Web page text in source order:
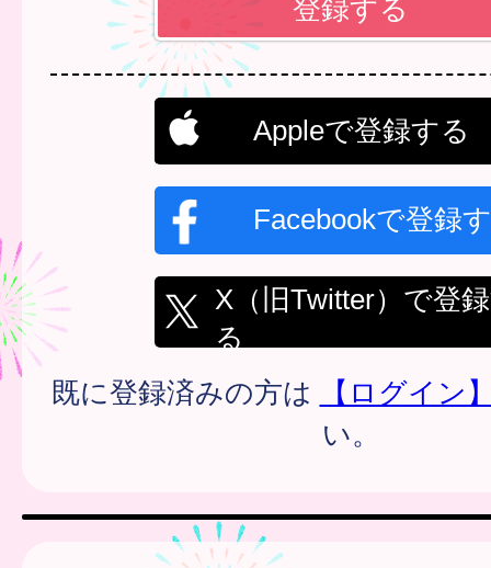
Appleで登録する
Facebookで登録
X（旧Twitter）で登
る
既に登録済みの方は
【ログイン
い。